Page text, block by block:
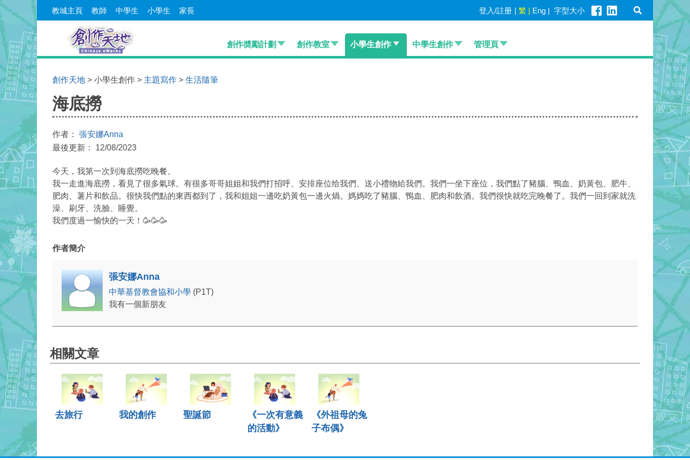
教城主頁 教師 中學生 小學生 家長 登入/註册 | 繁 | Eng | 字型大小
創作奬勵計劃 創作教室 小學生創作 中學生創作 管理頁
創作天地 > 小學生創作 > 主題寫作 > 生活隨筆
海底撈
作者： 張安娜Anna
最後更新： 12/08/2023
今天，我第一次到海底撈吃晚餐。
我一走進海底撈，看見了很多氣球。有很多哥哥姐姐和我們打招呼、安排座位给我們、送小禮物給我們。我們一坐下座位，我們點了豬腦、鴨血、奶黃包、肥牛、
肥肉、薯片和飲品。很快我們點的東西都到了，我和姐姐一邊吃奶黃包一邊火煱。媽媽吃了豬腦、鴨血、肥肉和飲酒。我們很快就吃完晚餐了。我們一回到家就洗
澡、刷牙、洗臉、睡覺。
我們度過一愉快的一天！🥳🥳🥳
作者簡介
張安娜Anna
中華基督教會協和小學 (P1T)
我有一個新朋友
相關文章
去旅行 我的創作 聖誕節
《一次有意義
的活動》
《外祖母的兔
子布偶》